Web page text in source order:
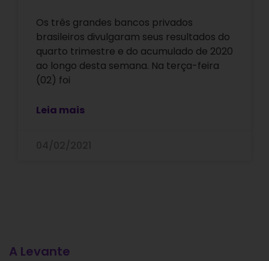
Os três grandes bancos privados
brasileiros divulgaram seus resultados do
quarto trimestre e do acumulado de 2020
ao longo desta semana. Na terça-feira
(02) foi
Leia mais
A Levante